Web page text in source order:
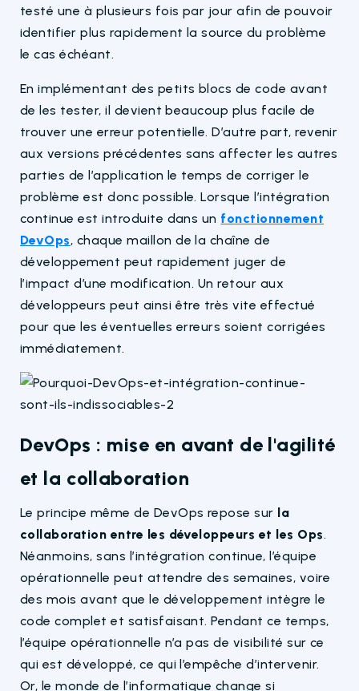
testé une à plusieurs fois par jour afin de pouvoir
identifier plus rapidement la source du problème
le cas échéant.
En implémentant des petits blocs de code avant
de les tester, il devient beaucoup plus facile de
trouver une erreur potentielle. D’autre part, revenir
aux versions précédentes sans affecter les autres
parties de l’application le temps de corriger le
problème est donc possible. Lorsque l’intégration
continue est introduite dans un fonctionnement
DevOps, chaque maillon de la chaîne de
développement peut rapidement juger de
l’impact d’une modification. Un retour aux
développeurs peut ainsi être très vite effectué
pour que les éventuelles erreurs soient corrigées
immédiatement.
DevOps : mise en avant de l'agilité
et la collaboration
Le principe même de DevOps repose sur la
collaboration entre les développeurs et les Ops.
Néanmoins, sans l’intégration continue, l’équipe
opérationnelle peut attendre des semaines, voire
des mois avant que le développement intègre le
code complet et satisfaisant. Pendant ce temps,
l’équipe opérationnelle n’a pas de visibilité sur ce
qui est développé, ce qui l’empêche d’intervenir.
Or, le monde de l’informatique change si